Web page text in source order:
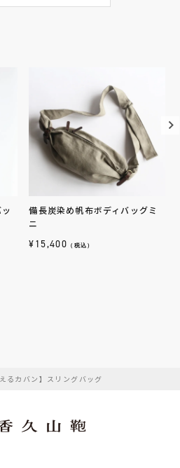
備長炭染め帆布ボディバッグミ
ニ
¥15,400 （税込）
えるカバン】スリングバッグ